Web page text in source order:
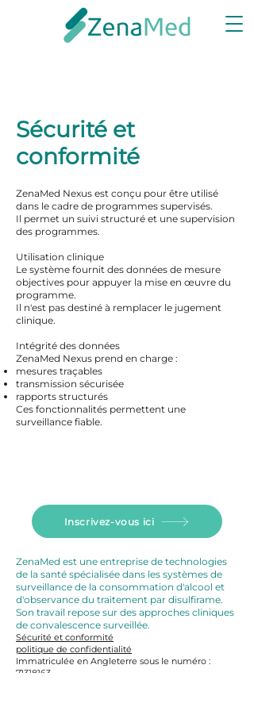
Sécurité et
conformité
ZenaMed Nexus est conçu pour être utilisé
dans le cadre de programmes supervisés.
Il permet un suivi structuré et une supervision
des programmes.
Utilisation clinique
Le système fournit des données de mesure
objectives pour appuyer la mise en œuvre du
programme.
Il n'est pas destiné à remplacer le jugement
clinique.
Intégrité des données
ZenaMed Nexus prend en charge :
mesures traçables
transmission sécurisée
rapports structurés
Ces fonctionnalités permettent une
surveillance fiable.
Inscrivez-vous ici
ZenaMed est une entreprise de technologies
de la santé spécialisée dans les systèmes de
surveillance de la consommation d'alcool et
d'observance du traitement par disulfirame.
Son travail repose sur des approches cliniques
de convalescence surveillée.
Sécurité et conformité
politique de confidentialité
Immatriculée en Angleterre sous le numéro :
71318163